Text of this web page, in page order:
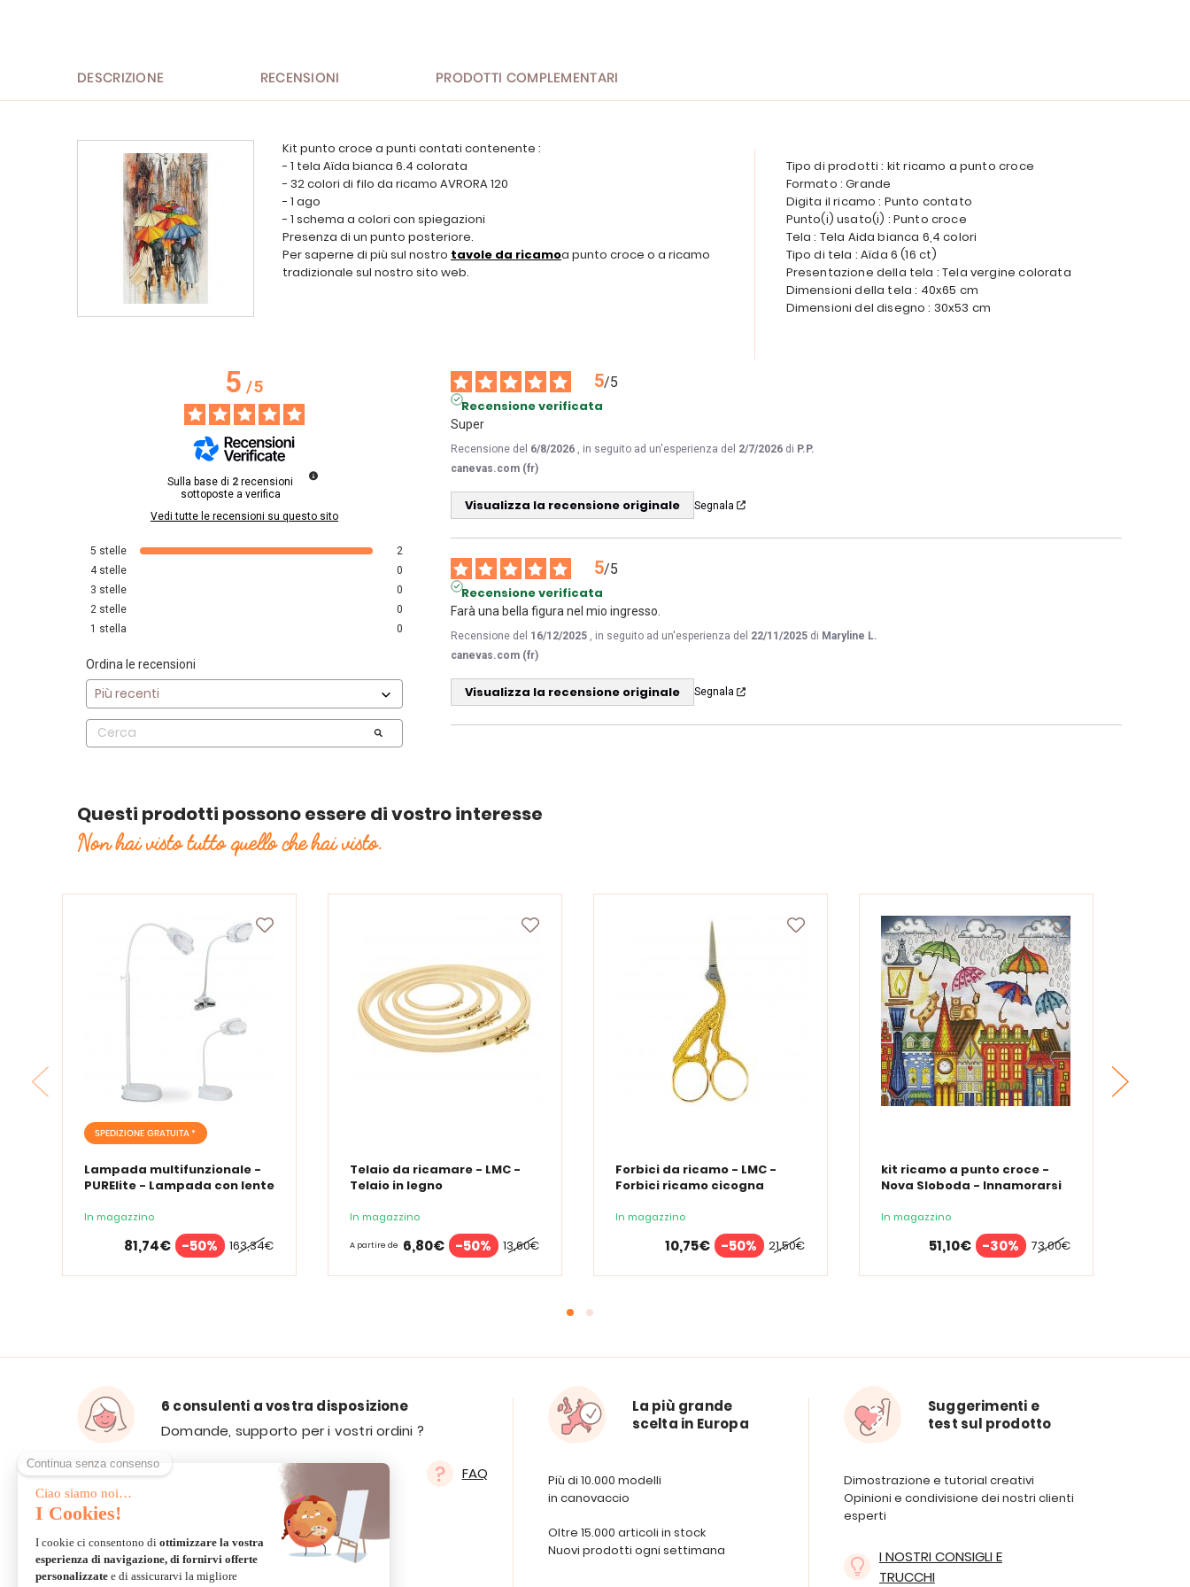
immagini
DESCRIZIONE RECENSIONI PRODOTTI COMPLEMENTARI
Kit punto croce a punti contati contenente :
- 1 tela Aïda bianca 6.4 colorata
- 32 colori di filo da ricamo AVRORA 120
- 1 ago
- 1 schema a colori con spiegazioni
Presenza di un punto posteriore.
Per saperne di più sul nostro tavole da ricamoa punto croce o a ricamo
tradizionale sul nostro sito web.
Tipo di prodotti : kit ricamo a punto croce
Formato : Grande
Digita il ricamo : Punto contato
Punto(i) usato(i) : Punto croce
Tela : Tela Aida bianca 6,4 colori
Tipo di tela : Aïda 6 (16 ct)
Presentazione della tela : Tela vergine colorata
Dimensioni della tela : 40x65 cm
Dimensioni del disegno : 30x53 cm
5/5
Sulla base di 2 recensioni
sottoposte a verifica
Vedi tutte le recensioni su questo sito
5 stelle
2
4 stelle
0
3 stelle
0
2 stelle
0
1 stella 0
Ordina le recensioni
5/5
Recensione verificata
Super
Recensione del 6/8/2026 , in seguito ad un'esperienza del 2/7/2026 di P.P.
canevas.com (fr)
Visualizza la recensione originale Segnala
5/5
Recensione verificata
Farà una bella figura nel mio ingresso.
Recensione del 16/12/2025 , in seguito ad un'esperienza del 22/11/2025 di Maryline L.
canevas.com (fr)
Visualizza la recensione originale Segnala
Questi prodotti possono essere di vostro interesse
Non hai visto tutto quello che hai visto.
SPEDIZIONE GRATUITA *
Lampada multifunzionale -
PURElite - Lampada con lente
Spectrum
In magazzino
163,34€
81,74€ -50%
Telaio da ricamare - LMC -
Telaio in legno
In magazzino
13,60€
A partire de 6,80€ -50%
Forbici da ricamo - LMC -
Forbici ricamo cicogna
In magazzino
21,50€
10,75€ -50%
kit ricamo a punto croce -
Nova Sloboda - Innamorarsi
In magazzino
73,00€
51,10€ -30%
6 consulenti a vostra disposizione
Domande, supporto per i vostri ordini ?
VIA E-MAIL FAQ
La più grande
scelta in Europa
Più di 10.000 modelli
in canovaccio
Oltre 15.000 articoli in stock
Nuovi prodotti ogni settimana
Suggerimenti e
test sul prodotto
Dimostrazione e tutorial creativi
Opinioni e condivisione dei nostri clienti
esperti
I NOSTRI CONSIGLI E
TRUCCHI